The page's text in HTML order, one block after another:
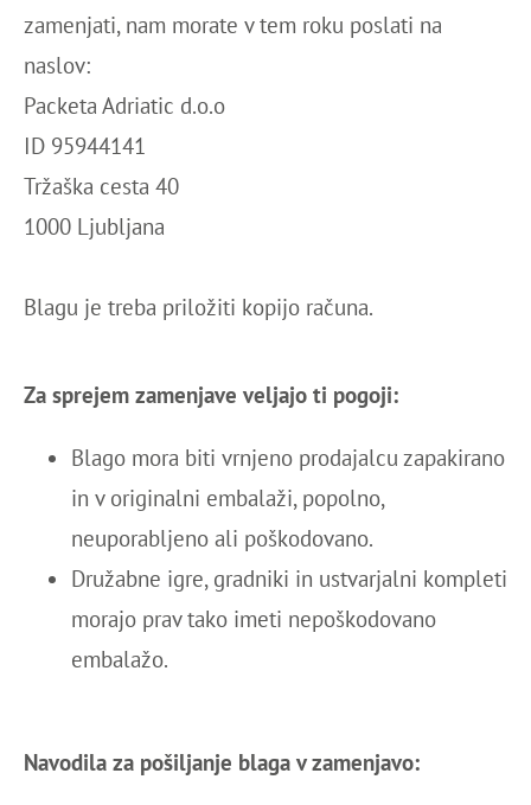
zamenjati, nam morate v tem roku poslati na
naslov:
Packeta Adriatic d.o.o
ID 95944141
Tržaška cesta 40
1000 Ljubljana
Blagu je treba priložiti kopijo računa.
Za sprejem zamenjave veljajo ti pogoji:
Blago mora biti vrnjeno prodajalcu zapakirano
in v originalni embalaži, popolno,
neuporabljeno ali poškodovano.
Družabne igre, gradniki in ustvarjalni kompleti
morajo prav tako imeti nepoškodovano
embalažo.
Navodila za pošiljanje blaga v zamenjavo: